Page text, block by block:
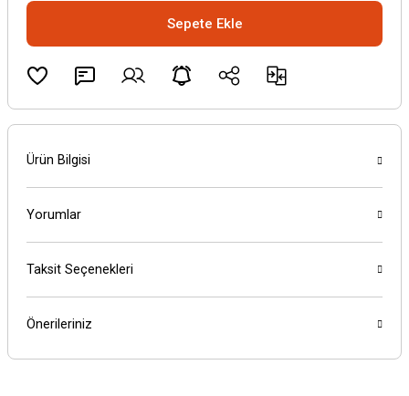
Sepete Ekle
Ürün Bilgisi
Yorumlar
Taksit Seçenekleri
Önerileriniz